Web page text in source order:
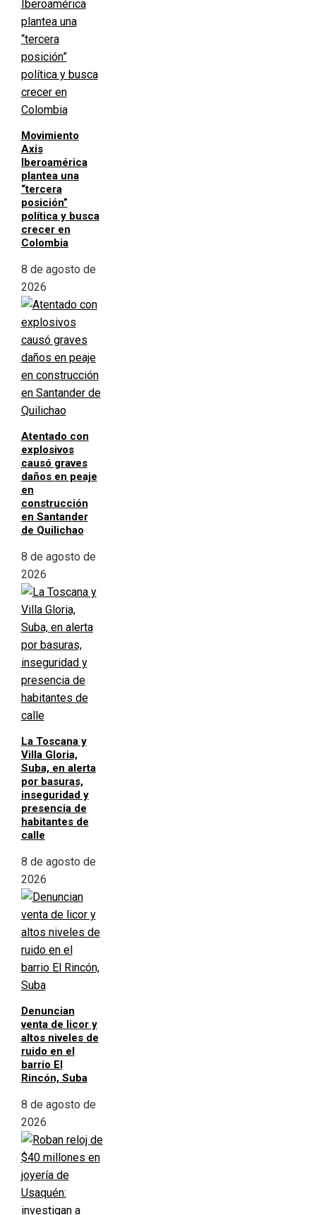
Movimiento
Axis
Iberoamérica
plantea una
“tercera
posición”
política y busca
crecer en
Colombia
8 de agosto de
2026
Atentado con
explosivos
causó graves
daños en peaje
en
construcción
en Santander
de Quilichao
8 de agosto de
2026
La Toscana y
Villa Gloria,
Suba, en alerta
por basuras,
inseguridad y
presencia de
habitantes de
calle
8 de agosto de
2026
Denuncian
venta de licor y
altos niveles de
ruido en el
barrio El
Rincón, Suba
8 de agosto de
2026